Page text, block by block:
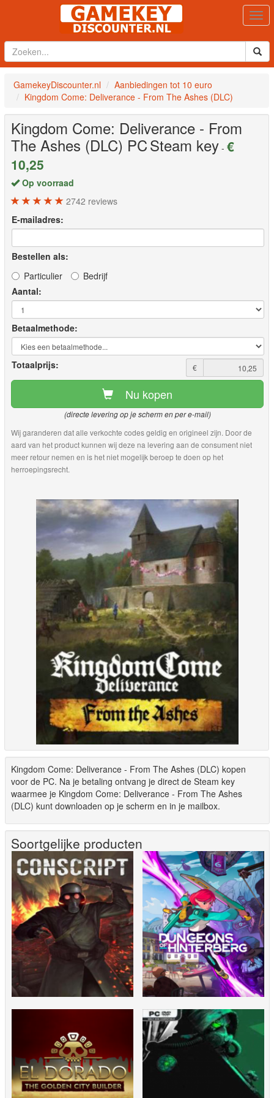
GamekeyDiscounter.nl
Aanbiedingen tot 10 euro
Kingdom Come: Deliverance - From The Ashes (DLC)
Kingdom Come: Deliverance - From
The Ashes (DLC) PCSteam key - €
10,25
Op voorraad
2742 reviews
E-mailadres:
Bestellen als:
Particulier
Bedrijf
Aantal:
Betaalmethode:
Totaalprijs: €
Nu kopen
(directe levering op je scherm en per e-mail)
Wij garanderen dat alle verkochte codes geldig en origineel zijn. Door de
aard van het product kunnen wij deze na levering aan de consument niet
meer retour nemen en is het niet mogelijk beroep te doen op het
herroepingsrecht.
Kingdom Come: Deliverance - From The Ashes (DLC) kopen
voor de PC. Na je betaling ontvang je direct de Steam key
waarmee je Kingdom Come: Deliverance - From The Ashes
(DLC) kunt downloaden op je scherm en in je mailbox.
Soortgelijke producten